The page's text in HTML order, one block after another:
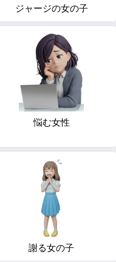
ジャージの女の子
悩む女性
謝る女の子